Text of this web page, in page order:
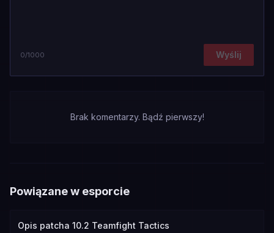
0/1000 Wyślij
Brak komentarzy. Bądź pierwszy!
Powiązane w esporcie
Opis patcha 10.2 Teamfight Tactics